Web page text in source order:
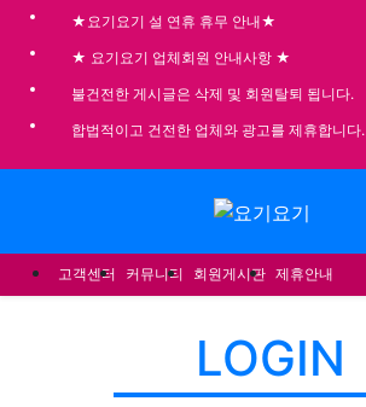
★요기요기 설 연휴 휴무 안내★
★ 요기요기 업체회원 안내사항 ★
불건전한 게시글은 삭제 및 회원탈퇴 됩니다.
합법적이고 건전한 업체와 광고를 제휴합니다.
고객센터 커뮤니티 회원게시판 제휴안내
LOGIN